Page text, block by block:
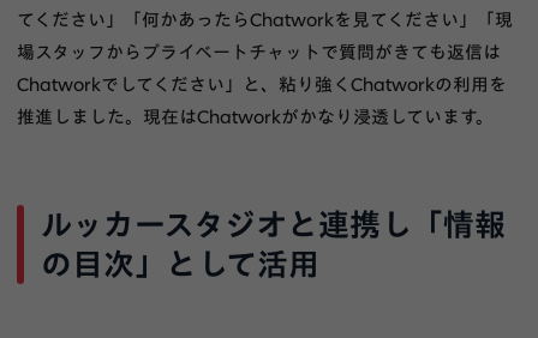
てください」「何かあったらChatworkを見てください」「現
場スタッフからプライベートチャットで質問がきても返信は
Chatworkでしてください」と、粘り強くChatworkの利用を
推進しました。現在はChatworkがかなり浸透しています。
ルッカースタジオと連携し「情報
の目次」として活用